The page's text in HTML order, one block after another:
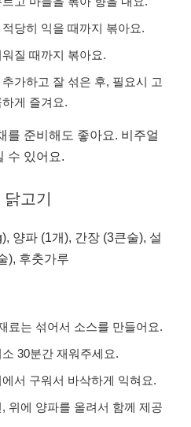
당히 익을 때까지 볶아요.
질 때까지 볶아요.
가하고 잘 섞은 후, 필요시 고
게 즐겨요.
를 준비해도 좋아요. 비주얼
수 있어요.
고기
양파 (1개), 간장 (3큰술), 설
), 후춧가루
료는 섞어서 소스를 만들어요.
30분간 재워주세요.
서 구워서 바삭하게 익혀요.
위에 양파를 올려서 함께 제공